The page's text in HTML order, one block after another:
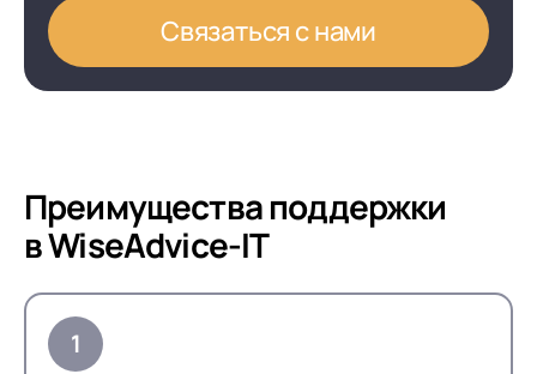
Связаться с нами
Преимущества поддержки
в WiseAdvice-IT